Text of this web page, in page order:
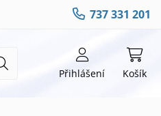
737 331 201
Přihlášení Košík